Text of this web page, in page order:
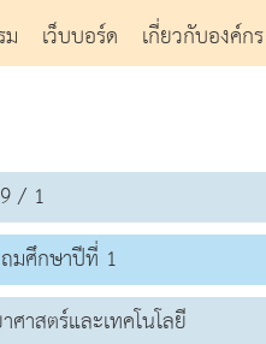
เว็บบอร์ด
เกี่ยวกับองค์กร
/ 1
มศึกษาปีที่ 1
ศาสตร์และเทคโนโลยี